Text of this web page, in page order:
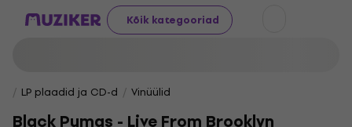
Kõik kategooriad
LP plaadid ja CD-d Vinüülid